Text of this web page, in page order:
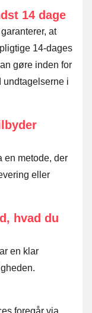
14 dage
at
14-dages
gøre inden for
i
en metode, der
eller
hvad du
en klar